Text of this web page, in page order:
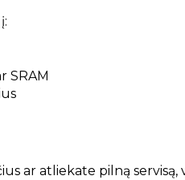
SRAM
ar atliekate pilną